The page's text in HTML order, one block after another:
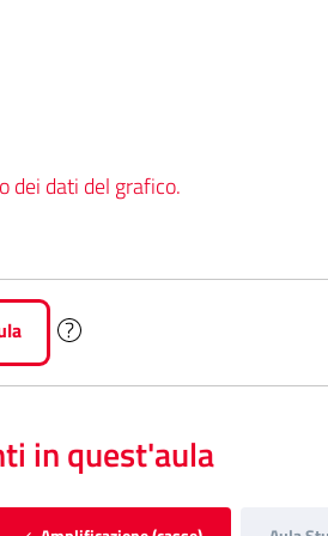
dei dati del grafico.
in quest'aula